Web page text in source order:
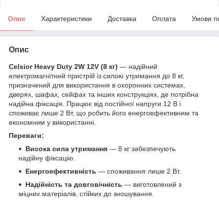
Опис Характеристики Доставка Оплата Умови
Опис
Celsior Heavy Duty 2W 12V (8 кг) — надійний
електромагнітний пристрій із силою утримання до 8 кг,
призначений для використання в охоронних системах,
дверях, шафах, сейфах та інших конструкціях, де потрібна
надійна фіксація. Працює від постійної напруги 12 В і
споживає лише 2 Вт, що робить його енергоефективним та
економним у використанні.
Переваги:
Висока сила утримання — 8 кг забезпечують
надійну фіксацію.
Енергоефективність — споживання лише 2 Вт.
Надійність та довговічність — виготовлений з
міцних матеріалів, стійких до зношування.